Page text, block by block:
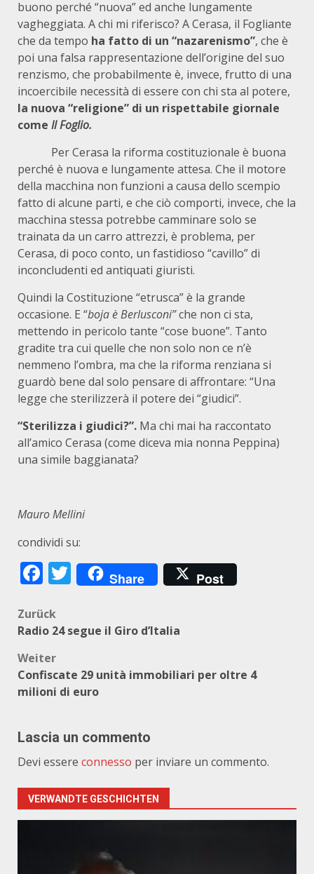
buono perché “nuova” ed anche lungamente
vagheggiata. A chi mi riferisco? A Cerasa, il Fogliante
che da tempo ha fatto di un “nazarenismo”, che è
poi una falsa rappresentazione dell’origine del suo
renzismo, che probabilmente è, invece, frutto di una
incoercibile necessità di essere con chi sta al potere,
la nuova “religione” di un rispettabile giornale
come Il Foglio.
Per Cerasa la riforma costituzionale è buona
perché è nuova e lungamente attesa. Che il motore
della macchina non funzioni a causa dello scempio
fatto di alcune parti, e che ciò comporti, invece, che la
macchina stessa potrebbe camminare solo se
trainata da un carro attrezzi, è problema, per
Cerasa, di poco conto, un fastidioso “cavillo” di
inconcludenti ed antiquati giuristi.
Quindi la Costituzione “etrusca” è la grande
occasione. E “boja è Berlusconi”che non ci sta,
mettendo in pericolo tante “cose buone”. Tanto
gradite tra cui quelle che non solo non ce n’è
nemmeno l’ombra, ma che la riforma renziana si
guardò bene dal solo pensare di affrontare: “Una
legge che sterilizzerà il potere dei “giudici”.
“Sterilizza i giudici?”. Ma chi mai ha raccontato
all’amico Cerasa (come diceva mia nonna Peppina)
una simile baggianata?
Mauro Mellini
condividi su:
Facebook
Twitter
Share Post
Beitragsnavigation
Zurück
Radio 24 segue il Giro d’Italia
Weiter
Confiscate 29 unità immobiliari per oltre 4
milioni di euro
Lascia un commento
Devi essere connesso per inviare un commento.
VERWANDTE GESCHICHTEN